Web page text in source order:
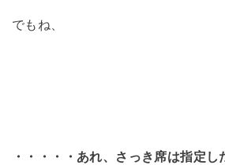
でもね、
・・・・・あれ、さっき席は指定